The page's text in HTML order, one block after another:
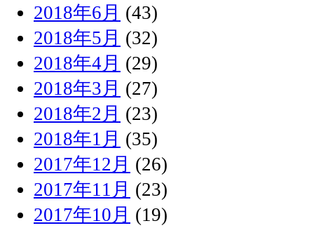
2018年6月 (43)
2018年5月 (32)
2018年4月 (29)
2018年3月 (27)
2018年2月 (23)
2018年1月 (35)
2017年12月 (26)
2017年11月 (23)
2017年10月 (19)